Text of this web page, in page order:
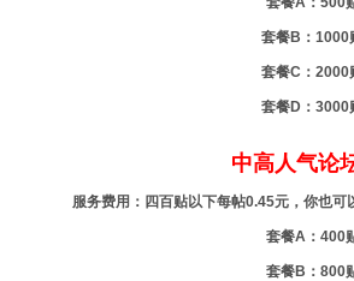
套餐B：1000
套餐C：2000
套餐D：3000
中高人气论
服务费用：四百贴以下每帖0.45元，你也
套餐A：400
套餐B：800